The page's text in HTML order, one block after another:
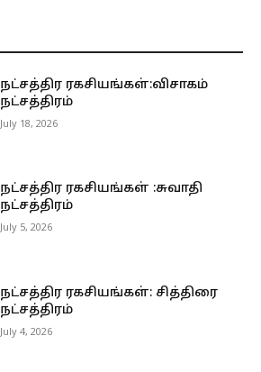
நட்சத்திர ரகசியங்கள்:விசாகம்
நட்சத்திரம்
July 18, 2026
நட்சத்திர ரகசியங்கள் :சுவாதி
நட்சத்திரம்
July 5, 2026
நட்சத்திர ரகசியங்கள்: சித்திரை
நட்சத்திரம்
July 4, 2026